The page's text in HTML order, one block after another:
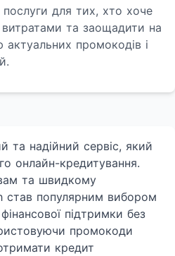
для тих, хто хоче
та заощадити на
промокодів і
та надійний сервіс, який
онлайн-кредитування.
та швидкому
став популярним вибором
підтримки без
промокоди
кредит